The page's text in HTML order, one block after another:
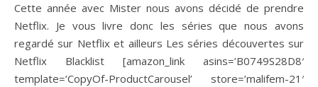
Cette année avec Mister nous avons décidé de prendre
Netflix. Je vous livre donc les séries que nous avons
regardé sur Netflix et ailleurs Les séries découvertes sur
Netflix Blacklist [amazon_link asins=’B0749S28D8′
template=’CopyOf-ProductCarousel’ store=’malifem-21′